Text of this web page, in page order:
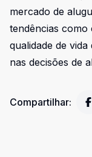
mercado de
tendências
qualidade de
nas decisões de
Compartilhar: